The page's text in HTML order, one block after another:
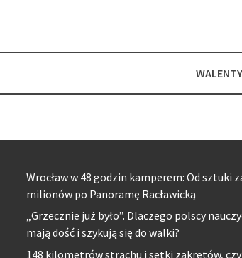
Wrocław w 48 godzin kamperem: Od sztuki
milionów po Panoramę Racławicką
„Grzecznie już było”. Dlaczego polscy
mają dość i szykują się do walki?
148 kilometrów strachu i setki zakrętów,